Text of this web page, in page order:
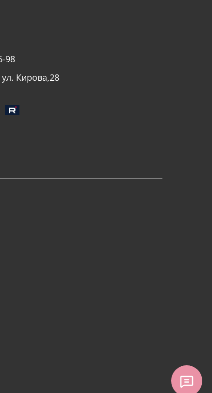
98
Кирова,28